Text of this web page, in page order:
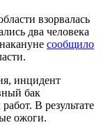
взорвалась
два человека
сообщило
инцидент
бак
В результате
ожоги.